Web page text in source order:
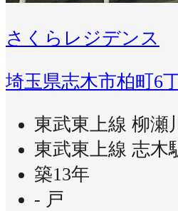
さくらレジデンス
埼玉県志木市柏町6
東武東上線 柳瀬
東武東上線 志木
築13年
- 戸